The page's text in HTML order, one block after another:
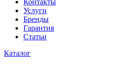
Контакты
Услуги
Бренды
Гарантия
Статьи
Каталог